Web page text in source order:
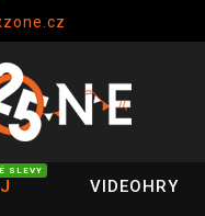
SLEVY
VIDEOHRY